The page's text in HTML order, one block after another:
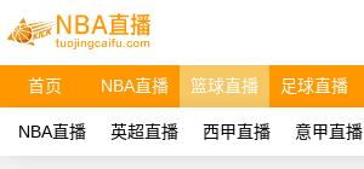
首页 NBA直播 篮球直播 足球直播
NBA直播 英超直播 西甲直播 意甲直播